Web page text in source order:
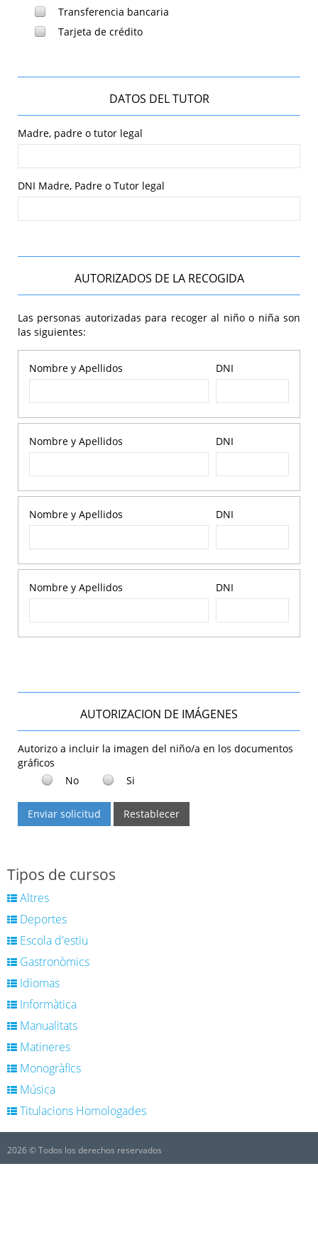
Transferencia bancaria
Tarjeta de crédito
DATOS DEL TUTOR
Madre, padre o tutor legal
DNI Madre, Padre o Tutor legal
AUTORIZADOS DE LA RECOGIDA
Las personas autorizadas para recoger al niño o niña son
las siguientes:
Nombre y Apellidos DNI
Nombre y Apellidos DNI
Nombre y Apellidos DNI
Nombre y Apellidos DNI
AUTORIZACION DE IMÁGENES
Autorizo a incluir la imagen del niño/a en los documentos
gráficos
No
Si
Enviar solicitud Restablecer
Tipos de cursos
Altres
Deportes
Escola d'estiu
Gastronòmics
Idiomas
Informàtica
Manualitats
Matineres
Monogràfics
Música
Titulacions Homologades
2026 © Todos los derechos reservados